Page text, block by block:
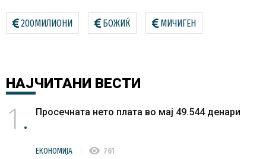
200МИЛИОНИ БОЖИЌ МИЧИГЕН
НАЈЧИТАНИ ВЕСТИ
1 Просечната нето плата во мај 49.544 денари
ЕКОНОМИЈА visibility 761